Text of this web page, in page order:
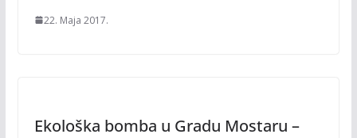
22. Maja 2017.
Ekološka bomba u Gradu Mostaru –